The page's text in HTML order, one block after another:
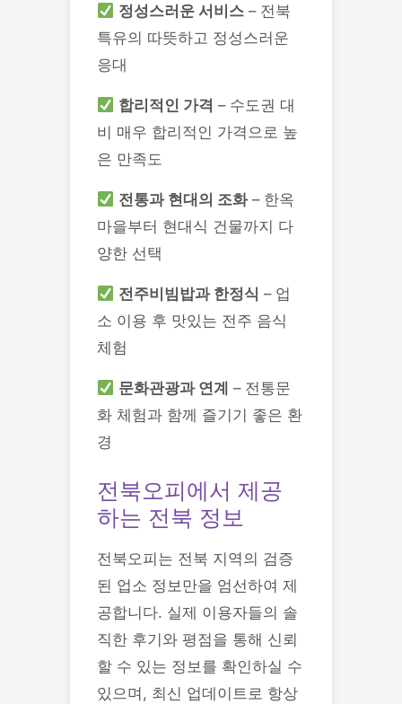
정성스러운 서비스 – 전북
특유의 따뜻하고 정성스러운
응대
합리적인 가격 – 수도권 대
비 매우 합리적인 가격으로 높
은 만족도
전통과 현대의 조화– 한옥
마을부터 현대식 건물까지 다
양한 선택
전주비빔밥과 한정식 – 업
소 이용 후 맛있는 전주 음식
체험
문화관광과 연계 – 전통문
화 체험과 함께 즐기기 좋은 환
경
전북오피에서 제공
하는 전북 정보
전북오피는 전북 지역의 검증
된 업소 정보만을 엄선하여 제
공합니다. 실제 이용자들의 솔
직한 후기와 평점을 통해 신뢰
할 수 있는 정보를 확인하실 수
있으며, 최신 업데이트로 항상